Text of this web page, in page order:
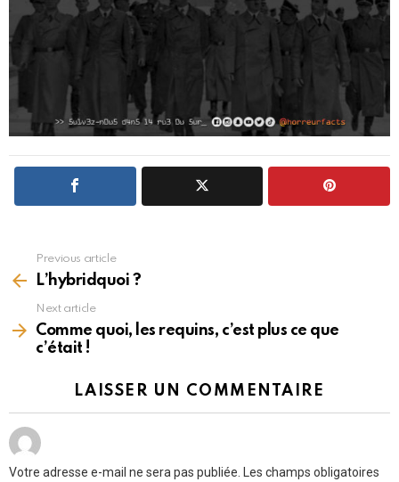
more
Previous article
L’hybridquoi ?
Next article
Comme quoi, les requins, c’est plus ce que
c’était !
LAISSER UN COMMENTAIRE
Votre adresse e-mail ne sera pas publiée.
Les champs obligatoires